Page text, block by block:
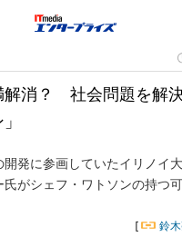
解消？ 社会問題を解
発に参画していたイリノイ
氏がシェフ・ワトソンの持つ
[ 鈴